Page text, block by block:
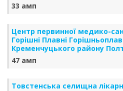
33 амп
Центр первинної медико-
Горішні Плавні
Кременчуцького району
47 амп
Товстенська селищна